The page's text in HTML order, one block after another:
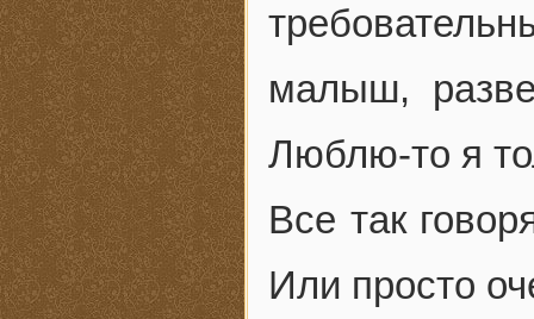
малыш,
Люблю-то я
Все так
Или просто